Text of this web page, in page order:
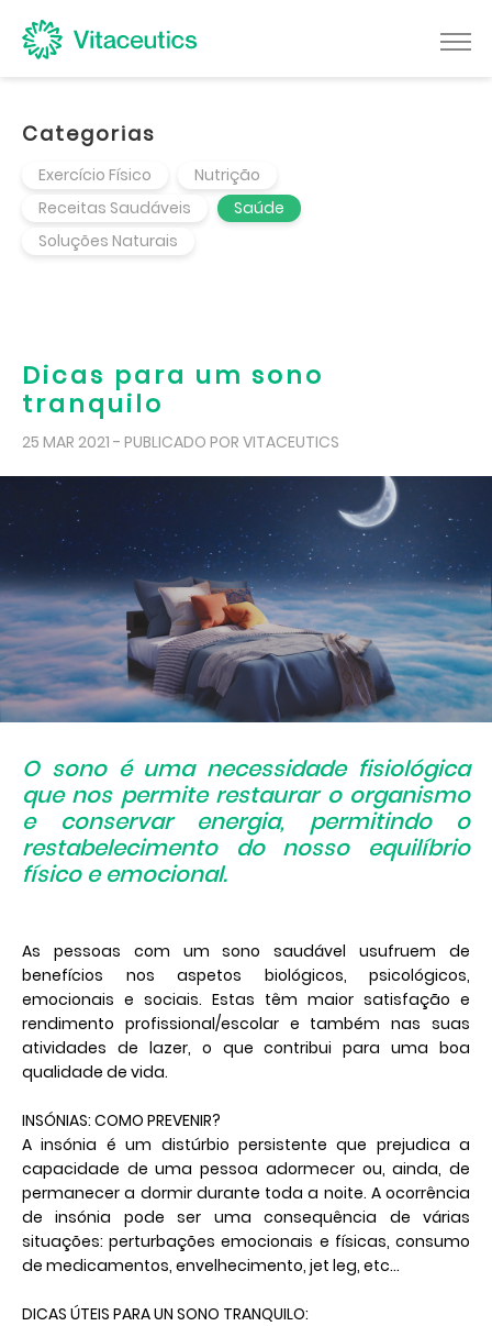
Dicas para um sono
tranquilo
25 MAR 2021 - PUBLICADO POR VITACEUTICS
O sono é uma necessidade fisiológica
que nos permite restaurar o organismo
e conservar energia, permitindo o
restabelecimento do nosso equilíbrio
físico e emocional.
As pessoas com um sono saudável usufruem de
benefícios nos aspetos biológicos, psicológicos,
emocionais e sociais. Estas têm maior satisfação e
rendimento profissional/escolar e também nas suas
atividades de lazer, o que contribui para uma boa
qualidade de vida.
INSÓNIAS: COMO PREVENIR?
A insónia é um distúrbio persistente que prejudica a
capacidade de uma pessoa adormecer ou, ainda, de
permanecer a dormir durante toda a noite. A ocorrência
de insónia pode ser uma consequência de várias
situações: perturbações emocionais e físicas, consumo
de medicamentos, envelhecimento, jet leg, etc…
DICAS ÚTEIS PARA UN SONO TRANQUILO:
Categorias
Exercício Físico
Nutrição
Receitas Saudáveis
Saúde
Soluções Naturais